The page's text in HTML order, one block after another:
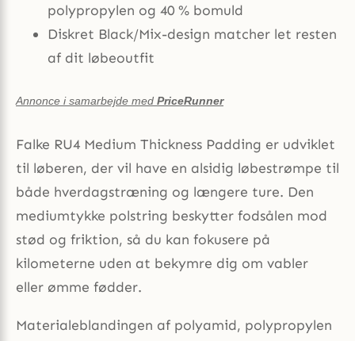
polypropylen og 40 % bomuld
Diskret Black/Mix-design matcher let resten
af dit løbeoutfit
Annonce i samarbejde med PriceRunner
Falke RU4 Medium Thickness Padding er udviklet
til løberen, der vil have en alsidig løbestrømpe til
både hverdagstræning og længere ture. Den
mediumtykke polstring beskytter fodsålen mod
stød og friktion, så du kan fokusere på
kilometerne uden at bekymre dig om vabler
eller ømme fødder.
Materialeblandingen af polyamid, polypropylen